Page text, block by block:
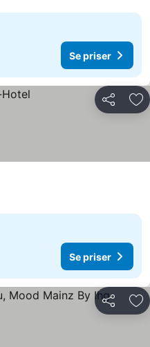
Se priser
Del
Se priser
Del